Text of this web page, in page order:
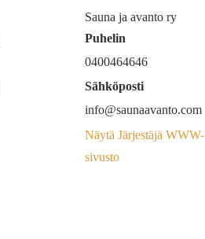
Sauna ja avanto ry
Puhelin
0400464646
Sähköposti
info@saunaavanto.com
Näytä Järjestäjä WWW-
sivusto